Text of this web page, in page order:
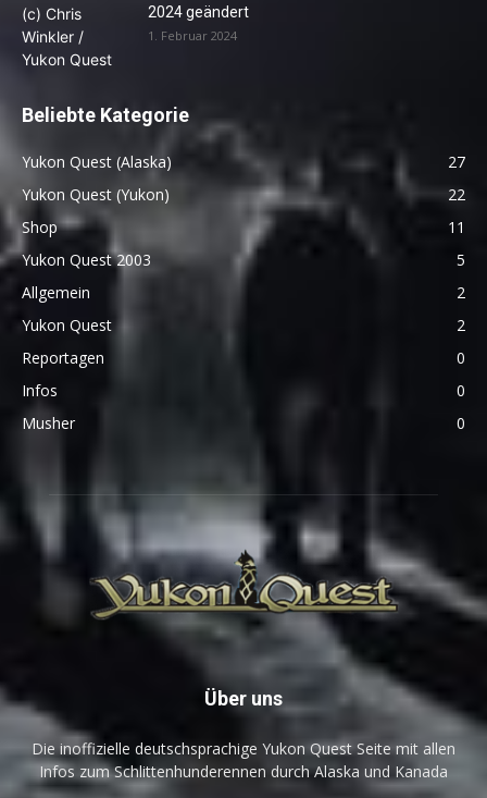
2024 geändert
1. Februar 2024
Beliebte Kategorie
Yukon Quest (Alaska)
27
Yukon Quest (Yukon)
22
Shop
11
Yukon Quest 2003
5
Allgemein
2
Yukon Quest
2
Reportagen
0
Infos
0
Musher
0
Über uns
Die inoffizielle deutschsprachige Yukon Quest Seite mit allen
Infos zum Schlittenhunderennen durch Alaska und Kanada